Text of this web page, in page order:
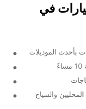
في
بأحدث الموديلات
والسياح